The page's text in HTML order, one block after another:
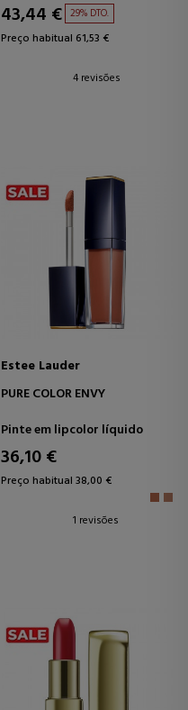
43,44 € 29% DTO.
Preço habitual 61,53 €
4 revisões
Estee Lauder
PURE COLOR ENVY
Pinte em lipcolor líquido
36,10 €
Preço habitual 38,00 €
1 revisões